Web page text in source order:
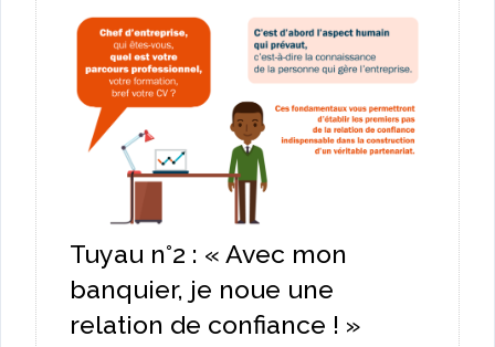
Tuyau n°2 : « Avec mon
banquier, je noue une
relation de confiance ! »